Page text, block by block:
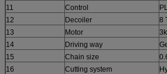
11
Control
12
Decoiler
8
13
Motor
14
Driving way
15
Chain size
16
Cutting system